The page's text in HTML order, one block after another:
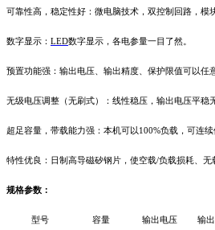
可靠性高，稳定性好：微电脑技术，双控制回路，模
数字显示： LED数字显示，各电参量一目了然。
预置功能强：输出电压、输出精度、保护限值可以任
无级电压调整（无刷式）：线性稳压，输出电压平稳
超足容量，带载能力强：本机可以100%负载，可连续
特性优良：日制高导磁矽钢片，使空载/负载损耗、无
规格参数：
型号
容量
输出电压
输